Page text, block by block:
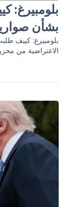
بلومبيرغ:
بشأن
بلومبيرغ: كييف
الاعتراضية من